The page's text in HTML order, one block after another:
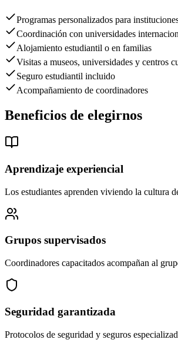
Programas personalizados para
Coordinación con universidades
Alojamiento estudiantil o en familias
Visitas a museos, universidades y centros
Seguro estudiantil incluido
Acompañamiento de coordinadores
Beneficios de elegirnos
Aprendizaje experiencial
Los estudiantes aprenden viviendo la cultura
Grupos supervisados
Coordinadores capacitados acompañan al
Seguridad garantizada
Protocolos de seguridad y seguros